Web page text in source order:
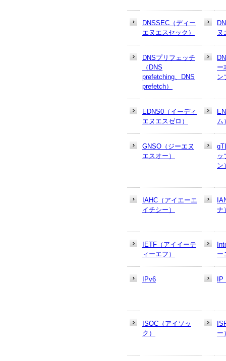
DNSSEC（ディー
エヌエスセック）
ヌ
DNSプリフェッチ
（DNS
prefetching、DNS
prefetch）
ー
ン
EDNS0（イーディ
エヌエスゼロ）
ム
GNSO（ジーエヌ
エスオー）
ッ
ン
IAHC（アイエーエ
イチシー）
ナ
IETF（アイイーテ
ィーエフ）
ー
IPv6 IP
ISOC（アイソッ
ク）
ー